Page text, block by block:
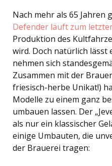
Nach mehr als 65 Jahren
Defender läuft zum
Produktion des
wird. Doch natürlich lässt
nehmen sich
Zusammen mit der
friesisch-herbe Unikat!)
Modelle zu einem ganz
umbauen lassen. Der
als nur ein klassischer
einige Umbauten, die
der Brauerei tragen: